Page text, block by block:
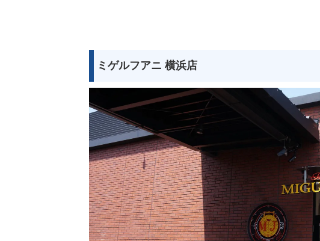
ミゲルフアニ 横浜店